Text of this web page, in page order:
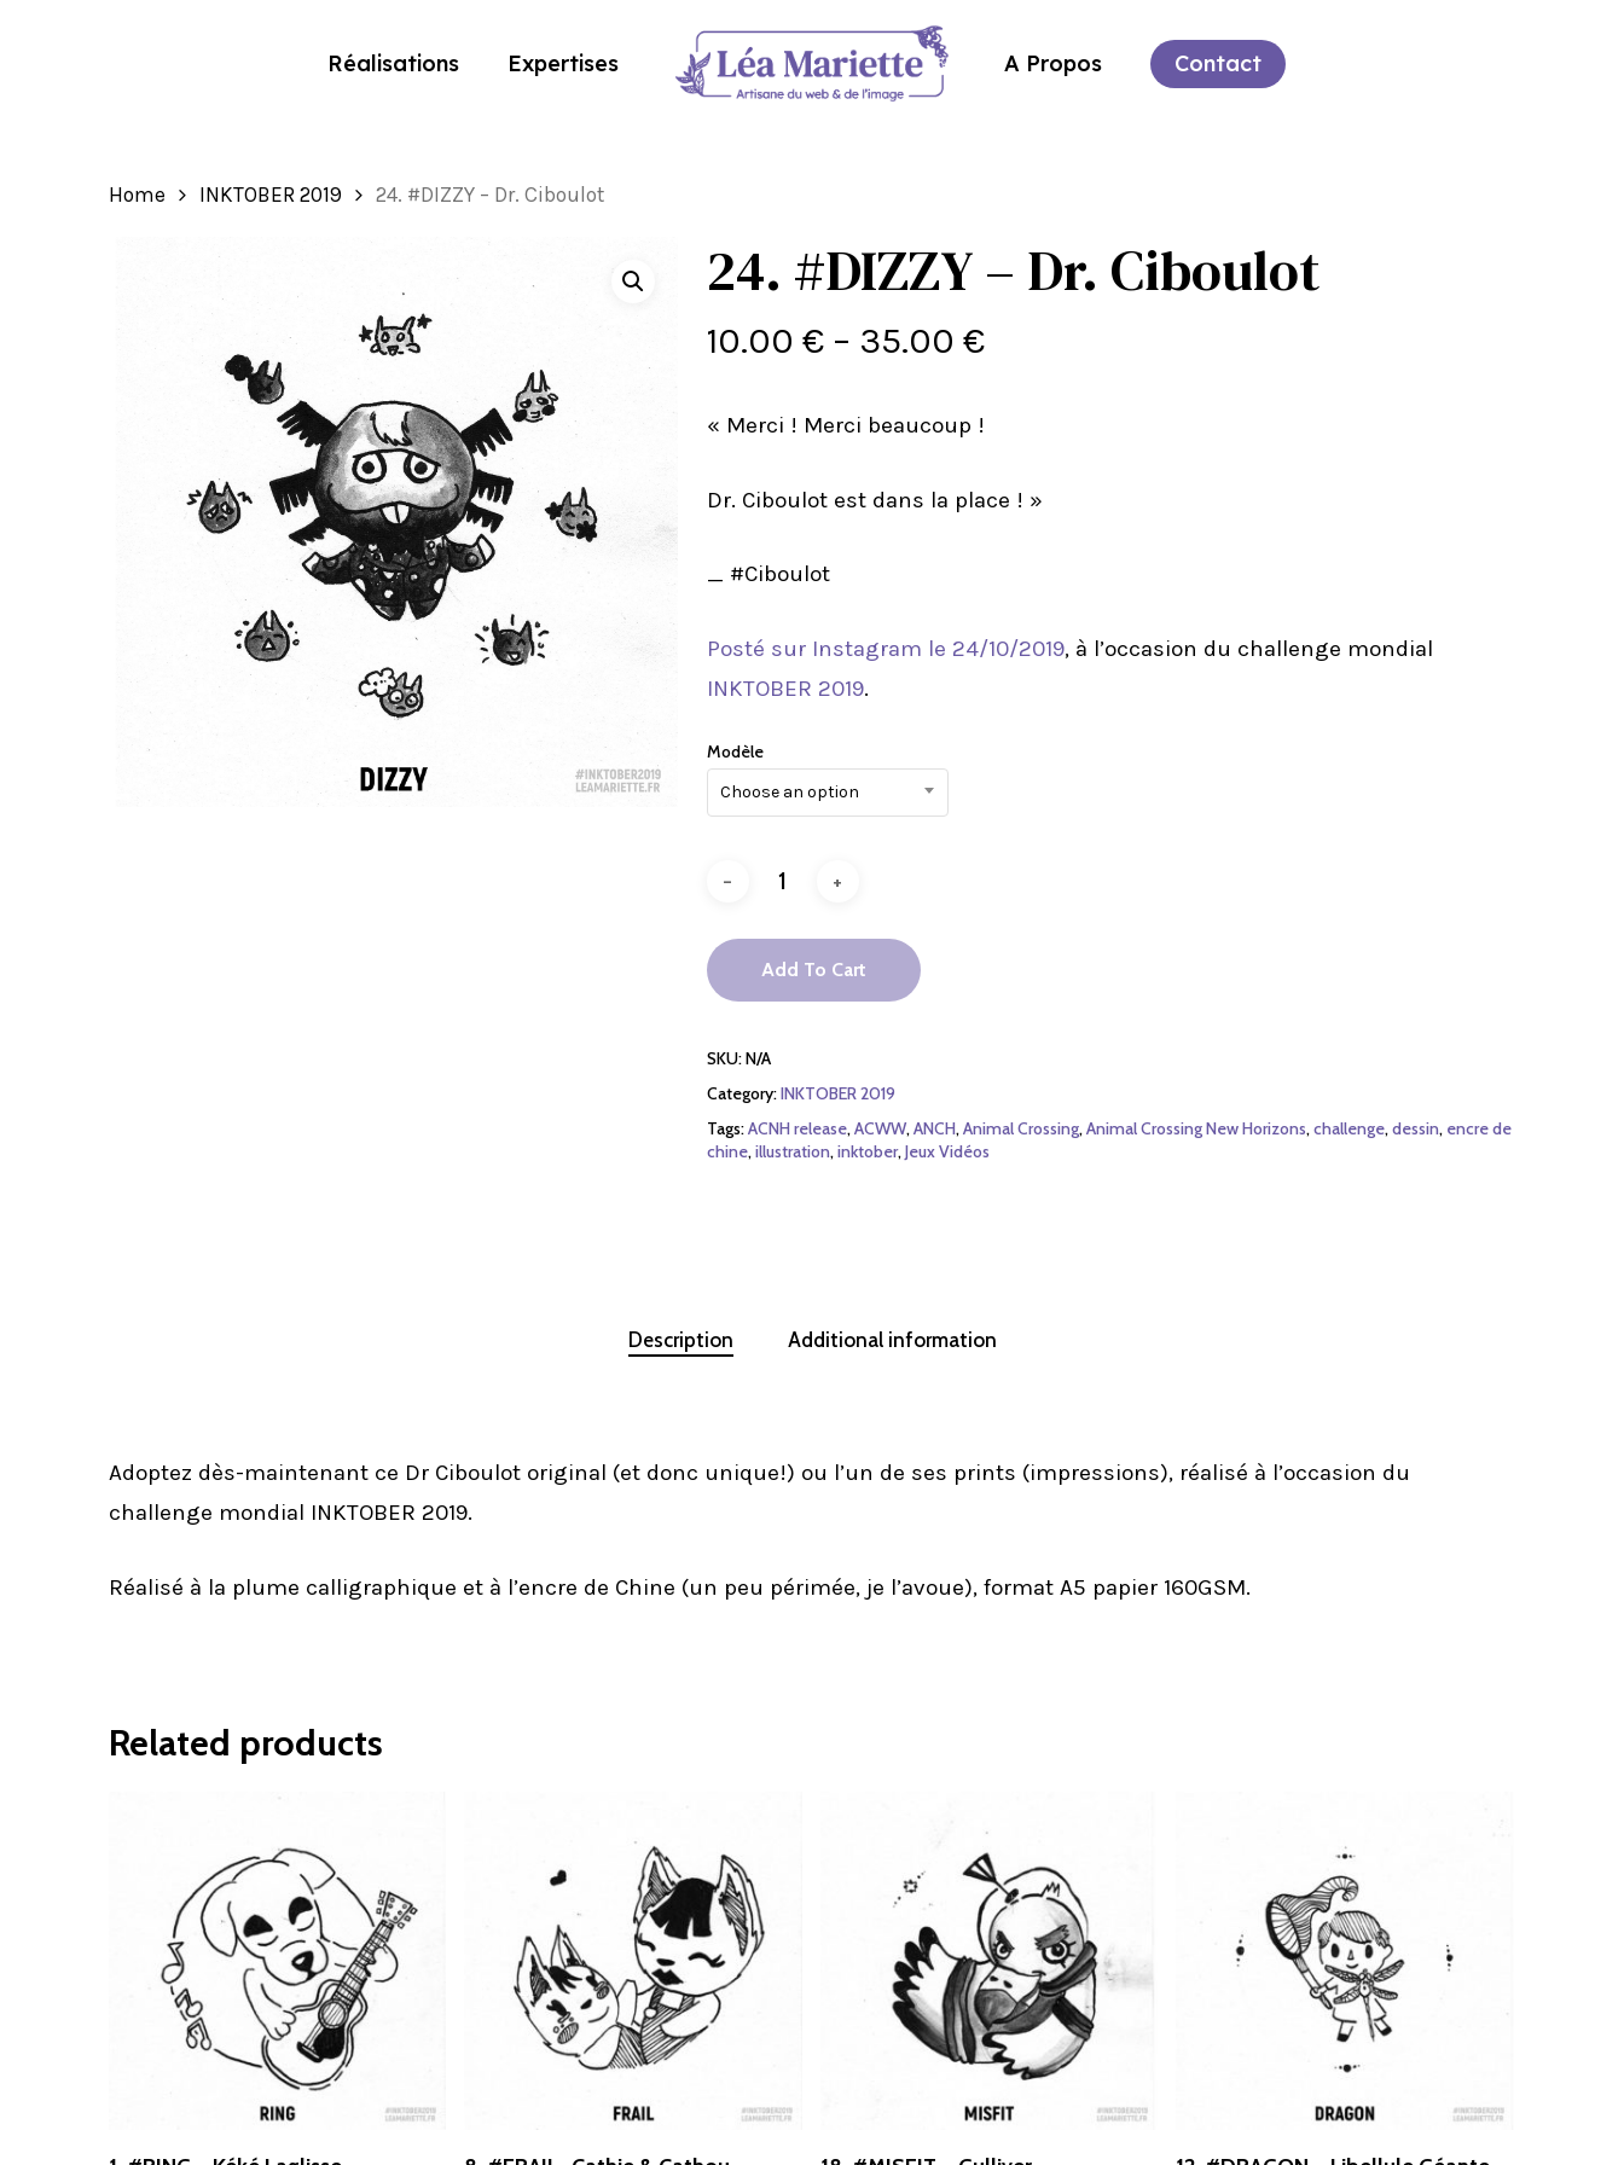
Réalisations Expertises A Propos Contact
Home INKTOBER 2019 24. #DIZZY – Dr. Ciboulot
24. #DIZZY – Dr. Ciboulot
10.00 €– 35.00 €
« Merci ! Merci beaucoup !
Dr. Ciboulot est dans la place ! »
_ #Ciboulot
Posté sur Instagram le 24/10/2019, à l’occasion du challenge mondial
INKTOBER 2019.
Modèle
Choose an option
Add To Cart
SKU:N/A
Category:INKTOBER 2019
Tags:ACNH release,ACWW,ANCH,Animal Crossing,Animal Crossing New Horizons,challenge,dessin, encre de
chine,illustration,inktober,Jeux Vidéos
Description Additional information
Adoptez dès-maintenant ce Dr Ciboulot original (et donc unique!) ou l’un de ses prints (impressions), réalisé à l’occasion du
challenge mondial INKTOBER 2019.
Réalisé à la plume calligraphique et à l’encre de Chine (un peu périmée, je l’avoue), format A5 papier 160GSM.
Related products
Select Options Select Options Select Options Select Options